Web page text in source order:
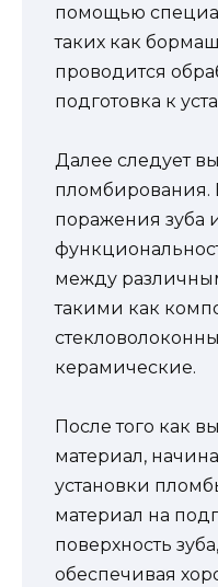
помощью
таких как
проводится
подготовка к
Далее следует
пломбирования.
поражения зуба
между
такими как
керамические.
После того как
материал,
установки
материал на
поверхность
обеспечивая